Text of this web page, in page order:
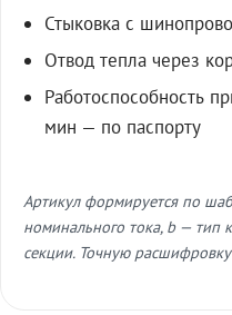
Стыковка с
Отвод тепла через
Работоспособность
мин — по паспорту
Артикул формируется по
номинального тока, b — тип
секции. Точную расшифровку